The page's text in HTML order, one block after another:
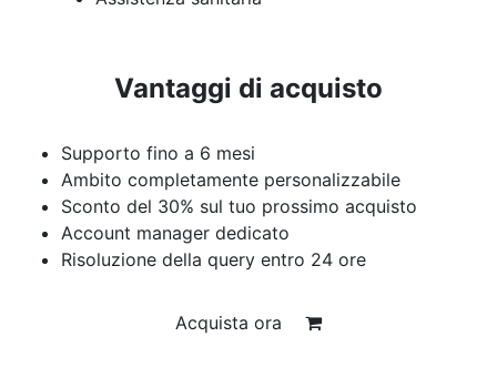
Vantaggi di acquisto
Supporto fino a 6 mesi
Ambito completamente personalizzabile
Sconto del 30% sul tuo prossimo acquisto
Account manager dedicato
Risoluzione della query entro 24 ore
Acquista ora